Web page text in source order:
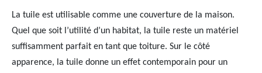
La tuile est utilisable comme une couverture de la maison.
Quel que soit l’utilité d’un habitat, la tuile reste un matériel
suffisamment parfait en tant que toiture. Sur le côté
apparence, la tuile donne un effet contemporain pour un